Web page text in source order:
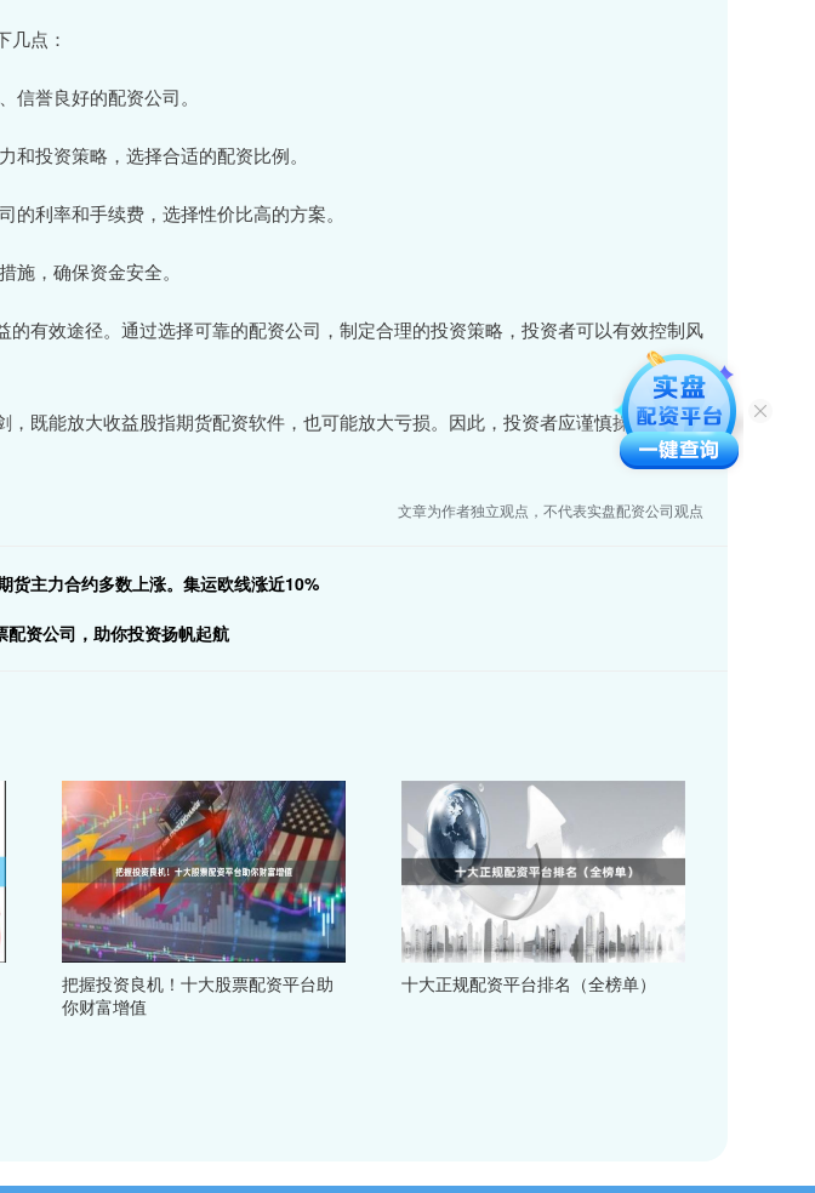
几点：
信誉良好的配资公司。
投资策略，选择合适的配资比例。
利率和手续费，选择性价比高的方案。
施，确保资金安全。
的有效途径。通过选择可靠的配资公司，制定合理的投资策略，投资者可以有效控制风
，既能放大收益股指期货配资软件，也可能放大亏损。因此，投资者应谨慎操作，做好
文章为作者独立观点，不代表实盘配资公司观点
货主力合约多数上涨。集运欧线涨近10%
资公司，助你投资扬帆起航
把握投资良机！十大股票配资平台助
你财富增值
十大正规配资平台排名（全榜单）